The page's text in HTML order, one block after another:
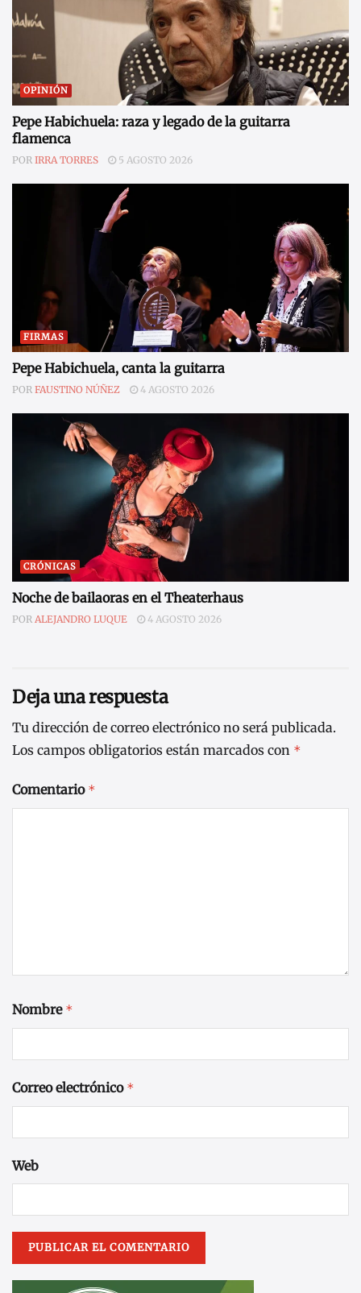
OPINIÓN
Pepe Habichuela: raza y legado de la guitarra
flamenca
POR IRRA TORRES 5 AGOSTO 2026
FIRMAS
Pepe Habichuela, canta la guitarra
POR FAUSTINO NÚÑEZ 4 AGOSTO 2026
CRÓNICAS
Noche de bailaoras en el Theaterhaus
POR ALEJANDRO LUQUE 4 AGOSTO 2026
Deja una respuesta
Tu dirección de correo electrónico no será publicada.
Los campos obligatorios están marcados con *
Comentario *
Nombre *
Correo electrónico *
Web